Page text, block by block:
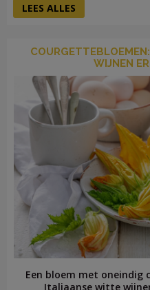
LEES ALLES
WIJNEN
Een bloem met oneindig
Italiaanse witte